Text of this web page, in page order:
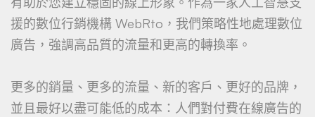
援的數位行銷機構 WebRto，我們策略性地處理數位
廣告，強調高品質的流量和更高的轉換率。
更多的銷量、更多的流量、新的客戶、更好的品牌，
並且最好以盡可能低的成本：人們對付費在線廣告的